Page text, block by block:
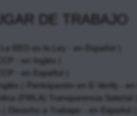
DE TRABAJO
La EEO es la Ley - en Español
- en Inglés
- en Español
Participación en E-Verify - en
(FMLA) Transparencia Salarial
Derecho a Trabajar - en Español